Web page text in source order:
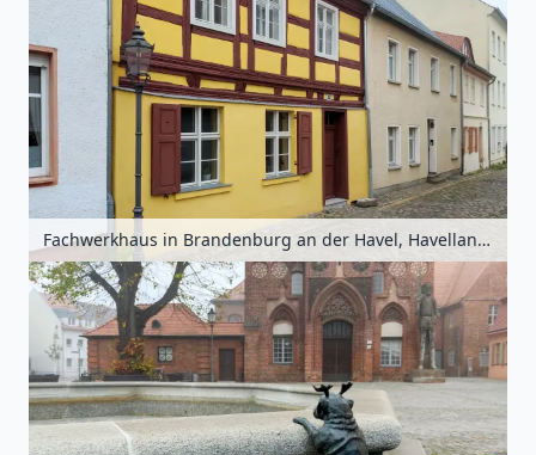
Fachwerkhaus in Brandenburg an der Havel, Havelland, Brandenburg, Deutschland